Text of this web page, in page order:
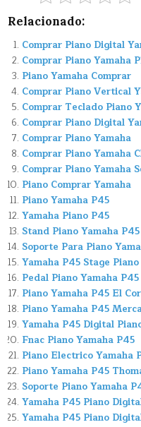
Relacionado:
Comprar Piano Digital
Comprar Piano Yamaha
Piano Yamaha Comprar
Comprar Piano Vertical
Comprar Teclado Piano
Comprar Piano Digital
Comprar Piano Yamaha
Comprar Piano Yamaha
Comprar Piano Yamaha
Piano Comprar Yamaha
Piano Yamaha P45
Yamaha Piano P45
Stand Piano Yamaha P45
Soporte Para Piano
Yamaha P45 Stage Piano
Pedal Piano Yamaha P45
Piano Yamaha P45 El
Piano Yamaha P45
Yamaha P45 Digital
Fnac Piano Yamaha P45
Piano Electrico Yamaha
Piano Yamaha P45
Soporte Piano Yamaha
Yamaha P45 Piano
Yamaha P45 Piano